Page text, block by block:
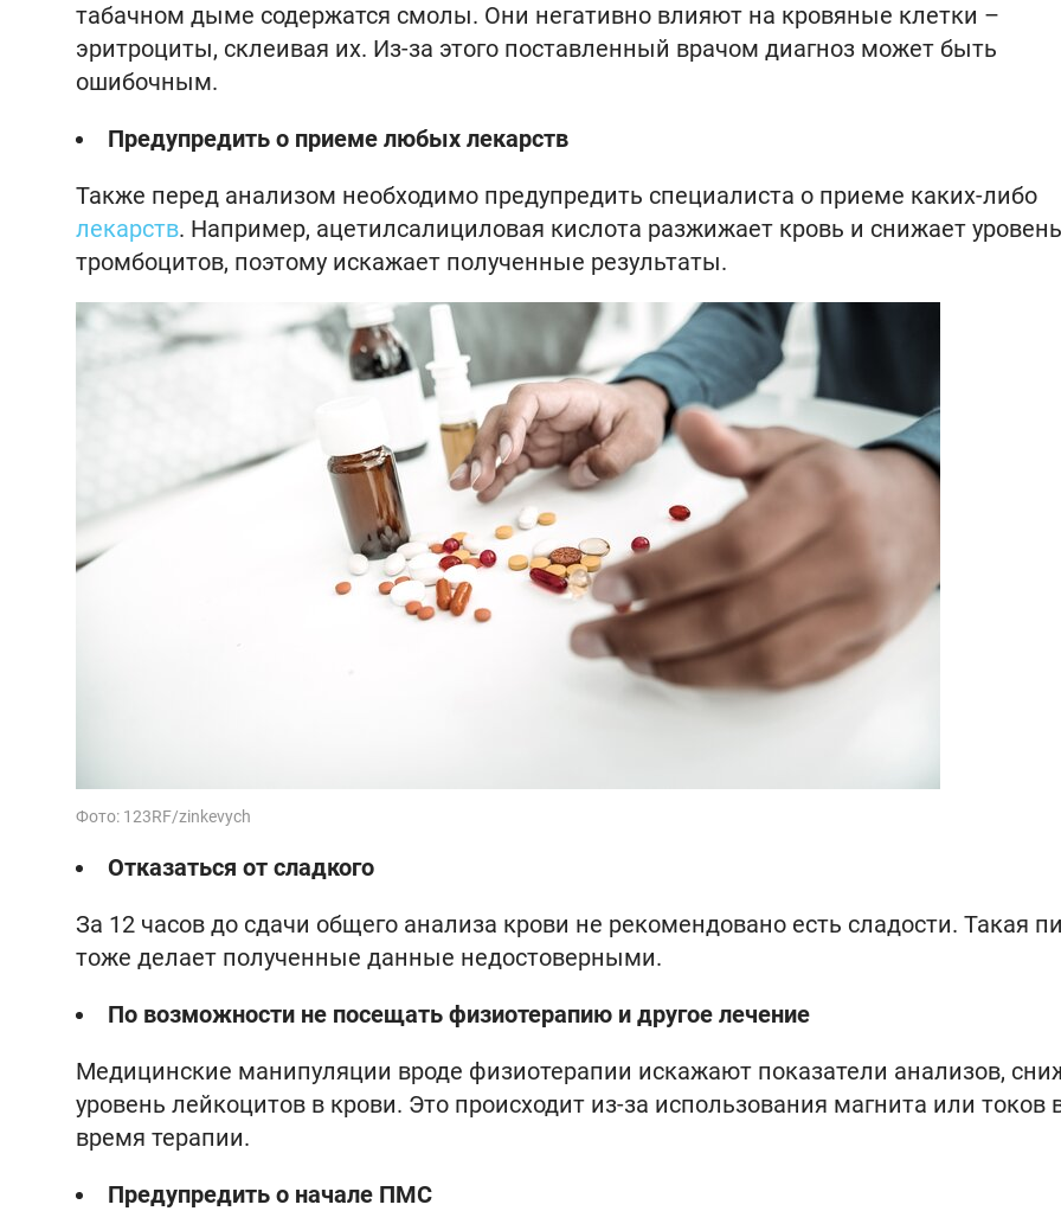
табачном дыме содержатся смолы. Они негативно влияют на кровяные клетки –
эритроциты, склеивая их. Из-за этого поставленный врачом диагноз может быть
ошибочным.
Предупредить о приеме любых лекарств
Также перед анализом необходимо предупредить специалиста о приеме каких-либо
лекарств. Например, ацетилсалициловая кислота разжижает кровь и снижает уровень
тромбоцитов, поэтому искажает полученные результаты.
Фото: 123RF/zinkevych
Отказаться от сладкого
За 12 часов до сдачи общего анализа крови не рекомендовано есть сладости. Такая
тоже делает полученные данные недостоверными.
По возможности не посещать физиотерапию и другое лечение
Медицинские манипуляции вроде физиотерапии искажают показатели анализов,
уровень лейкоцитов в крови. Это происходит из-за использования магнита или токов
время терапии.
Предупредить о начале ПМС